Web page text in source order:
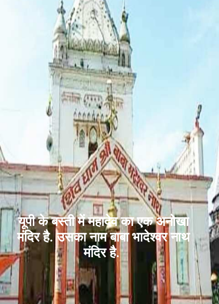
यूपी के बस्ती में महादेव का एक अनोखा
मंदिर है. उसका नाम बाबा भादेश्वर नाथ
मंदिर है.